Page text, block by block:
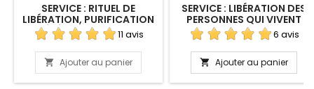
SERVICE : RITUEL DE
LIBÉRATION, PURIFICATION
ET BÉNÉDICTION D'UN LIEU
À DISTANCE
11 avis
 Ajouter au panier
SERVICE : LIBÉRATION DES
PERSONNES QUI VIVENT
SOUS LE MÊME TOIT
6 avis
 Ajouter au panier